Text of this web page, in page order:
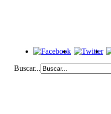
Buscar...